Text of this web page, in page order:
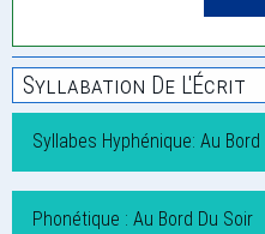
Syllabation De L'Écrit
Syllabes Hyphénique: Au Bord
Phonétique : Au Bord Du Soir